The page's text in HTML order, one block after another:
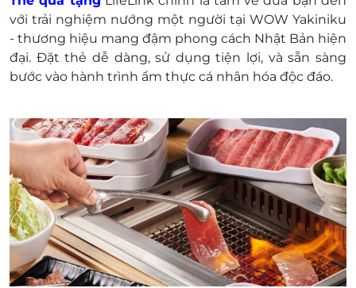
lượng sản phẩm hoặc dịch vụ được cung cấp
cũng như đối với các tranh chấp về sau giữa
khách hàng và nhà cung cấp.
LifeLink có quyền sửa chữa hoặc thay đổi điều
khoản và điều kiện sử dụng mà không thông
với trải nghiệm nướng một người tại WOW Yakiniku
- thương hiệu mang đậm phong cách Nhật Bản hiện
đại. Đặt thẻ dễ dàng, sử dụng tiện lợi, và sẵn sàng
bước vào hành trình ẩm thực cá nhân hóa độc đáo.